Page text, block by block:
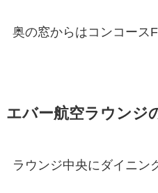
奥の窓からはコンコース
エバー航空ラウンジ
ラウンジ中央にダイニン